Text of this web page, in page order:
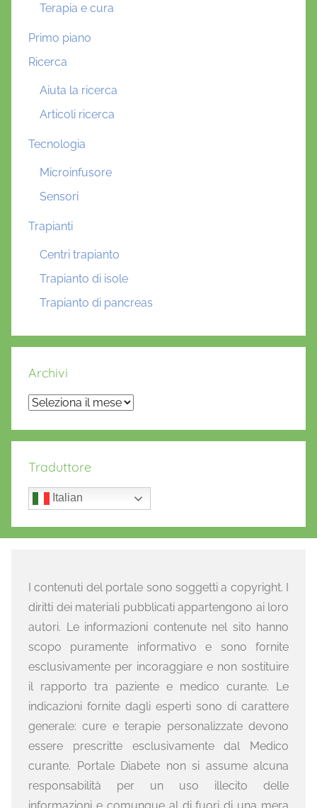
Terapia e cura
Primo piano
Ricerca
Aiuta la ricerca
Articoli ricerca
Tecnologia
Microinfusore
Sensori
Trapianti
Centri trapianto
Trapianto di isole
Trapianto di pancreas
Archivi
Archivi
Traduttore
Italian
I contenuti del portale sono soggetti a copyright. I
diritti dei materiali pubblicati appartengono ai loro
autori. Le informazioni contenute nel sito hanno
scopo puramente informativo e sono fornite
esclusivamente per incoraggiare e non sostituire
il rapporto tra paziente e medico curante. Le
indicazioni fornite dagli esperti sono di carattere
generale: cure e terapie personalizzate devono
essere prescritte esclusivamente dal Medico
curante. Portale Diabete non si assume alcuna
responsabilità per un uso illecito delle